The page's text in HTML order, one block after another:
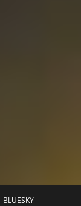
BLUESKY